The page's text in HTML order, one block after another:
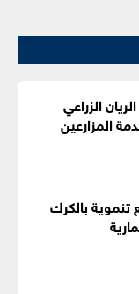
الزراعي
المزارعين
تنموية بالكرك